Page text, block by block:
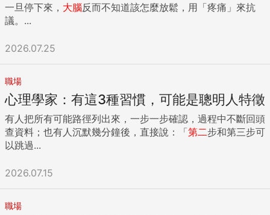
一旦停下來， 大腦反而不知道該怎麼放鬆，用「疼痛」來抗
議。...
2026.07.25
職場
心理學家：有這3種習慣，可能是聰明人特徵
有人把所有可能路徑列出來，一步一步確認，過程中不斷回頭
查資料；也有人沉默幾分鐘後，直接說：「第二步和第三步可
以跳過...
2026.07.15
職場